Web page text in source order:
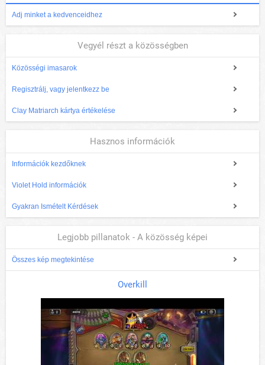
Adj minket a kedvenceidhez
Vegyél részt a közösségben
Közösségi imasarok
Regisztrálj, vagy jelentkezz be
Clay Matriarch kártya értékelése
Hasznos információk
Információk kezdőknek
Violet Hold információk
Gyakran Ismételt Kérdések
Legjobb pillanatok - A közösség képei
Összes kép megtekintése
Overkill